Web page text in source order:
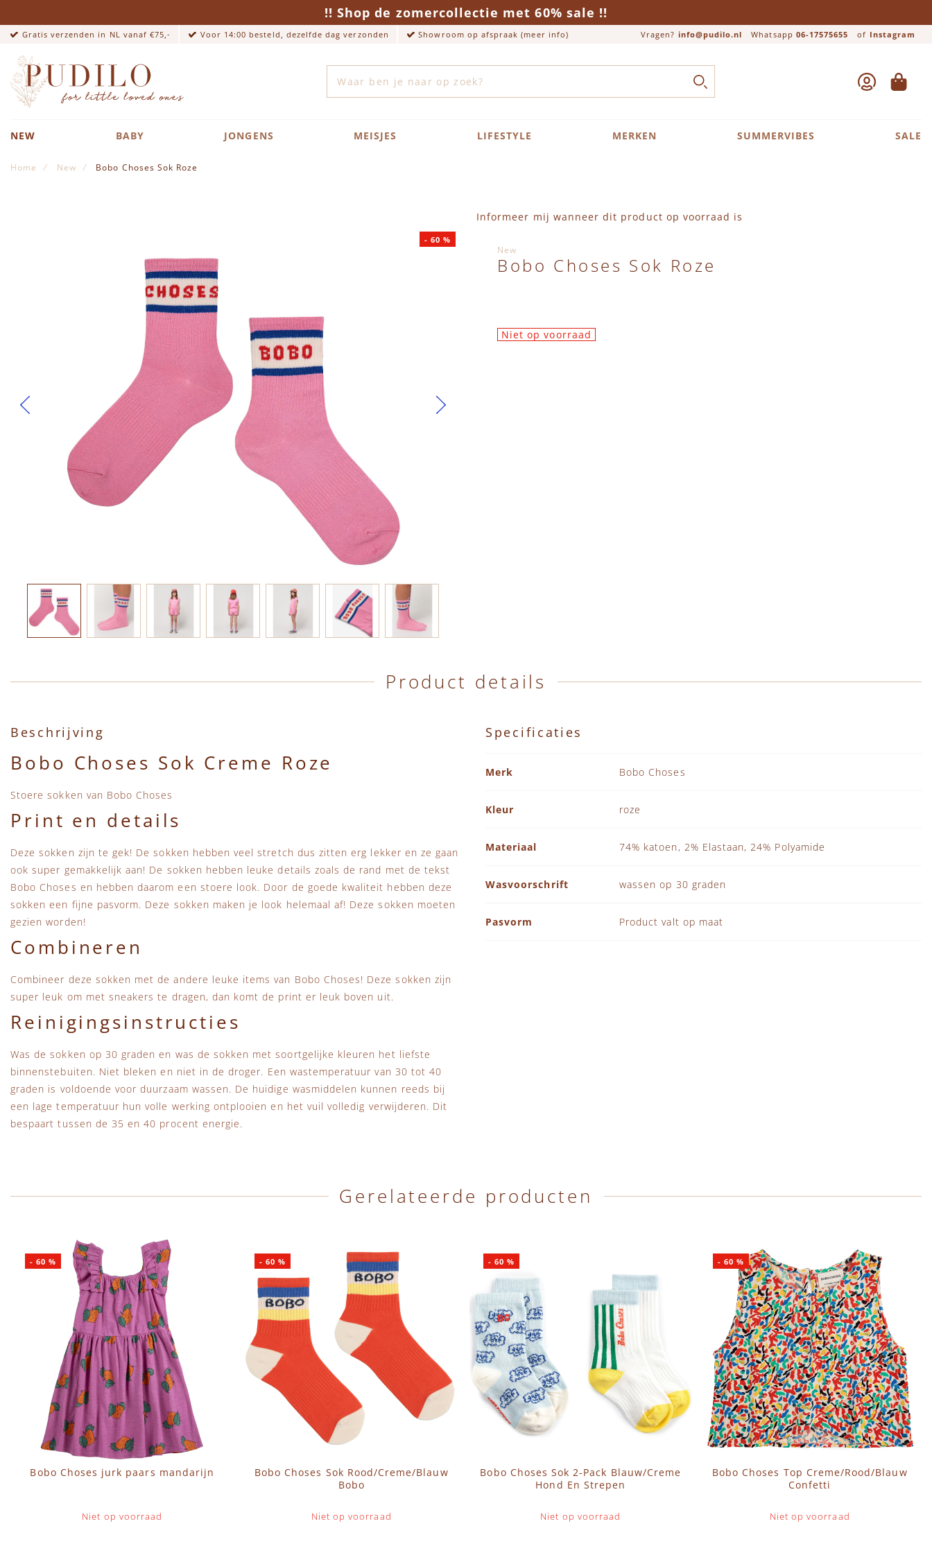
!! Shop de zomercollectie met 60% sale !!
Gratis verzenden in NL vanaf €75,- Voor 14:00 besteld, dezelfde dag verzonden Showroom op afspraak (meer info) Vragen? info@pudilo.nl Whatsapp 06-17575655 of Instagram
Close search
ZOEK ACCOUNT
NEW BABY JONGENS MEISJES LIFESTYLE MERKEN SUMMERVIBES SALE
Home New Bobo Choses Sok Roze
- 60 %
Informeer mij wanneer dit product op voorraad is
New
Bobo Choses Sok Roze
Niet op voorraad
Product details
Beschrijving
Bobo Choses Sok Creme Roze
Stoere sokken van Bobo Choses
Print en details
Deze sokken zijn te gek! De sokken hebben veel stretch dus zitten erg lekker en ze gaan
ook super gemakkelijk aan! De sokken hebben leuke details zoals de rand met de tekst
Bobo Choses en hebben daarom een stoere look. Door de goede kwaliteit hebben deze
sokken een fijne pasvorm. Deze sokken maken je look helemaal af! Deze sokken moeten
gezien worden!
Combineren
Combineer deze sokken met de andere leuke items van Bobo Choses! Deze sokken zijn
super leuk om met sneakers te dragen, dan komt de print er leuk boven uit.
Reinigingsinstructies
Was de sokken op 30 graden en was de sokken met soortgelijke kleuren het liefste
binnenstebuiten. Niet bleken en niet in de droger. Een wastemperatuur van 30 tot 40
graden is voldoende voor duurzaam wassen. De huidige wasmiddelen kunnen reeds bij
een lage temperatuur hun volle werking ontplooien en het vuil volledig verwijderen. Dit
bespaart tussen de 35 en 40 procent energie.
Specificaties
Merk
Bobo Choses
Kleur roze
Materiaal 74% katoen, 2% Elastaan, 24% Polyamide
Wasvoorschrift wassen op 30 graden
Pasvorm Product valt op maat
Gerelateerde producten
Bobo Choses jurk paars mandarijn
Niet op voorraad
-60 %
Bobo Choses Sok Rood/Creme/Blauw
Bobo
Niet op voorraad
- 60 %
Bobo Choses Sok 2-Pack Blauw/Creme
Hond En Strepen
Niet op voorraad
-60 %
Bobo Choses Top Creme/Rood/Blauw
Confetti
Niet op voorraad
- 60 %